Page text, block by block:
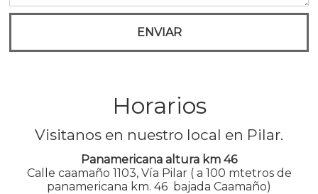
Horarios
Visitanos en nuestro local en Pilar.
Panamericana altura km 46
Calle caamaño 1103, Vía Pilar ( a 100 mtetros de
panamericana km. 46 bajada Caamaño)